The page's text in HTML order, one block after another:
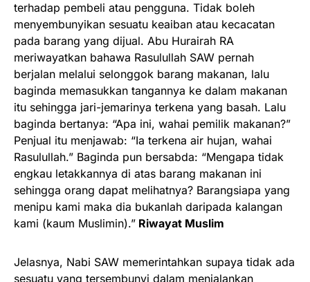
terhadap pembeli atau pengguna. Tidak boleh
menyembunyikan sesuatu keaiban atau kecacatan
pada barang yang dijual. Abu Hurairah RA
meriwayatkan bahawa Rasulullah SAW pernah
berjalan melalui selonggok barang makanan, lalu
baginda memasukkan tangannya ke dalam makanan
itu sehingga jari-jemarinya terkena yang basah. Lalu
baginda bertanya: “Apa ini, wahai pemilik makanan?”
Penjual itu menjawab: “Ia terkena air hujan, wahai
Rasulullah.” Baginda pun bersabda: “Mengapa tidak
engkau letakkannya di atas barang makanan ini
sehingga orang dapat melihatnya? Barangsiapa yang
menipu kami maka dia bukanlah daripada kalangan
kami (kaum Muslimin).” Riwayat Muslim
Jelasnya, Nabi SAW memerintahkan supaya tidak ada
sesuatu yang tersembunyi dalam menjalankan